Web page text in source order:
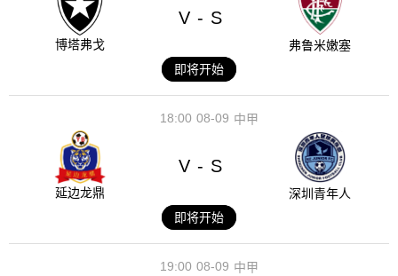
博塔弗戈
V - S
弗鲁米嫩塞
即将开始
08-09
18:00 中甲
延边龙鼎
V - S
深圳青年人
即将开始
08-09
19:00 中甲